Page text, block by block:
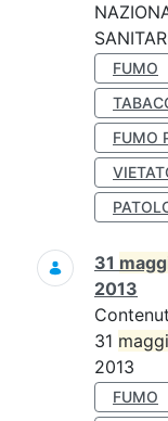
FUMO
FUMO
31
2013
31
2013
FUMO